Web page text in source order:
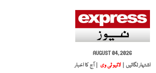
AUGUST 04, 2026
اشتہار لگائیں |
لائیو ٹی وی | آج کا اخبار